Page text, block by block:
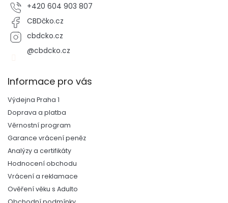
+420 604 903 807
CBDčko.cz
cbdcko.cz
@cbdcko.cz
Informace pro vás
Výdejna Praha 1
Doprava a platba
Věrnostní program
Garance vrácení peněz
Analýzy a certifikáty
Hodnocení obchodu
Vrácení a reklamace
Ověření věku s Adulto